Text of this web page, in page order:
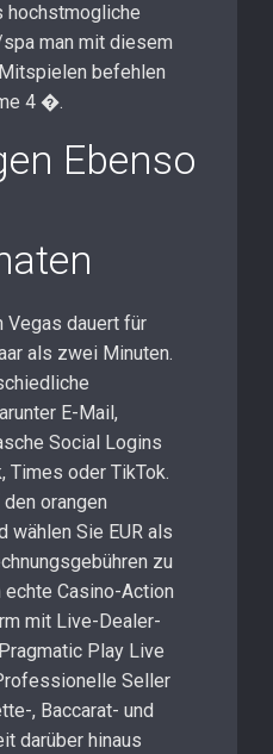
hochstmogliche
man mit diesem
befehlen
4 �.
Ebenso
Vegas dauert für
als zwei Minuten.
E-Mail,
Social Logins
Times oder TikTok.
orangen
wählen Sie EUR als
zu
Casino-Action
mit Live-Dealer-
Play Live
Seller
, Baccarat- und
darüber hinaus